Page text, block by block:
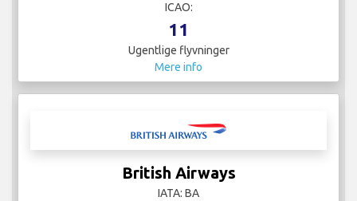
ICAO:
11
Ugentlige flyvninger
Mere info
British Airways
IATA: BA